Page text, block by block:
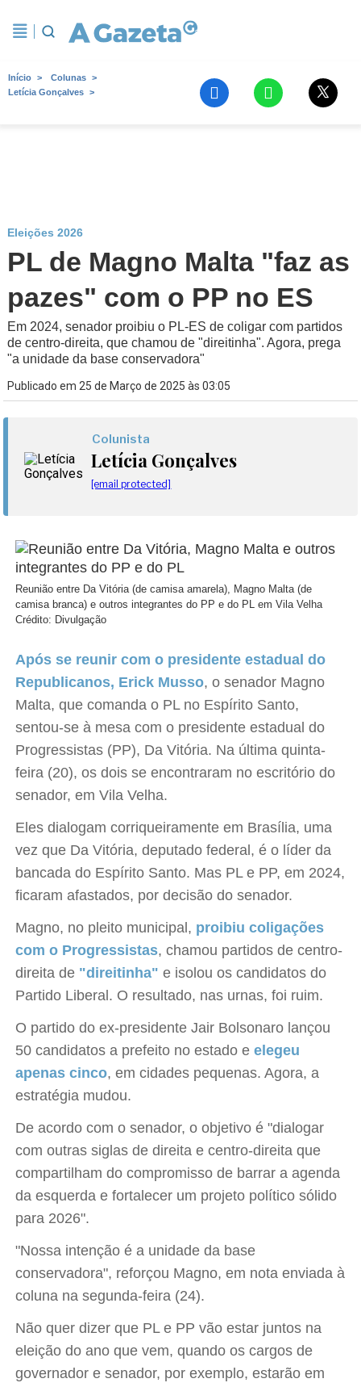
Início
Colunas
Letícia Gonçalves
Eleições 2026
PL de Magno Malta "faz as
pazes" com o PP no ES
Em 2024, senador proibiu o PL-ES de coligar com partidos
de centro-direita, que chamou de "direitinha". Agora, prega
"a unidade da base conservadora"
Publicado em 25 de Março de 2025 às 03:05
Colunista
Letícia Gonçalves
[email protected]
Reunião entre Da Vitória (de camisa amarela), Magno Malta (de
camisa branca) e outros integrantes do PP e do PL em Vila Velha
Crédito: Divulgação
Após se reunir com o presidente estadual do
Republicanos, Erick Musso, o senador Magno
Malta, que comanda o PL no Espírito Santo,
sentou-se à mesa com o presidente estadual do
Progressistas (PP), Da Vitória. Na última quinta-
feira (20), os dois se encontraram no escritório do
senador, em Vila Velha.
Eles dialogam corriqueiramente em Brasília, uma
vez que Da Vitória, deputado federal, é o líder da
bancada do Espírito Santo. Mas PL e PP, em 2024,
ficaram afastados, por decisão do senador.
Magno, no pleito municipal, proibiu coligações
com o Progressistas, chamou partidos de centro-
direita de "direitinha" e isolou os candidatos do
Partido Liberal. O resultado, nas urnas, foi ruim.
O partido do ex-presidente Jair Bolsonaro lançou
50 candidatos a prefeito no estado eelegeu
apenas cinco, em cidades pequenas. Agora, a
estratégia mudou.
De acordo com o senador, o objetivo é "dialogar
com outras siglas de direita e centro-direita que
compartilham do compromisso de barrar a agenda
da esquerda e fortalecer um projeto político sólido
para 2026".
"Nossa intenção é a unidade da base
conservadora", reforçou Magno, em nota enviada à
coluna na segunda-feira (24).
Não quer dizer que PL e PP vão estar juntos na
eleição do ano que vem, quando os cargos de
governador e senador, por exemplo, estarão em